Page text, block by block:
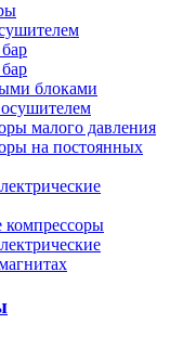
блоками
малого давления
на постоянных